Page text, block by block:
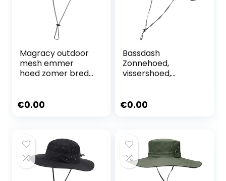
Magracy outdoor
mesh emmer
hoed zomer brede
vissen hoed
€0.00
Bassdash
Zonnehoed,
vissershoed,
bescherming,
brede rand,
instelbare maat,
met afneembare
halsklep, uniseks
€0.00